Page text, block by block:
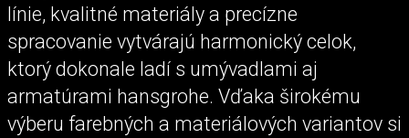
línie, kvalitné materiály a precízne
spracovanie vytvárajú harmonický celok,
ktorý dokonale ladí s umývadlami aj
armatúrami hansgrohe. Vďaka širokému
výberu farebných a materiálových variantov si